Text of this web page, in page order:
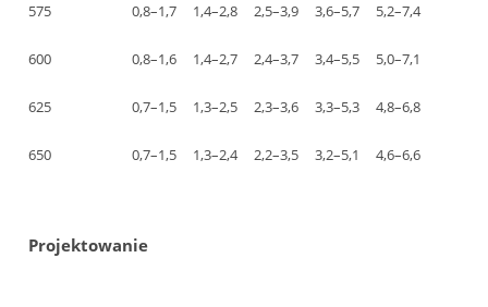
575 0,8–1,7 1,4–2,8 2,5–3,9 3,6–5,7 5,2–7,4
600 0,8–1,6 1,4–2,7 2,4–3,7 3,4–5,5 5,0–7,1
625 0,7–1,5 1,3–2,5 2,3–3,6 3,3–5,3 4,8–6,8
650 0,7–1,5 1,3–2,4 2,2–3,5 3,2–5,1 4,6–6,6
Projektowanie